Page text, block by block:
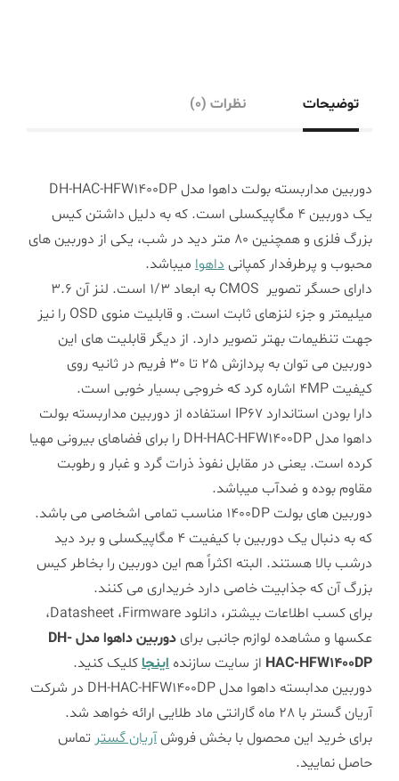
توضیحات نظرات (0)
دوربین مداربسته بولت داهوا مدل DH-HAC-HFW1400DP
یک دوربین 4 مگاپیکسلی است. که به دلیل داشتن کیس
بزرگ فلزی و همچنین 80 متر دید در شب، یکی از دوربین های
محبوب و پرطرفدار کمپانی داهوا میباشد.
دارای حسگر تصویر CMOS به ابعاد 1/3 است.
لنز آن 3.6
میلیمتر و جزء لنزهای ثابت است. و قابلیت منوی OSD را نیز
جهت تنظیمات بهتر تصویر دارد. از دیگر قابلیت های این
دوربین می توان به پردازش 25 تا 30 فریم در ثانیه روی
کیفیت 4MP اشاره کرد که خروجی بسیار خوبی است.
دارا بودن استاندارد IP67 استفاده از دوربین مداربسته بولت
داهوا مدل DH-HAC-HFW1400DP را برای فضاهای بیرونی مهیا
کرده است. یعنی در مقابل نفوذ ذرات گرد و غبار و رطوبت
مقاوم بوده و ضدآب میباشد.
دوربین های بولت 1400DP مناسب تمامی اشخاصی می باشد.
که به دنبال یک دوربین با کیفیت 4 مگاپیکسلی و برد دید
درشب بالا هستند. البته اکثراً هم این دوربین را بخاطر کیس
بزرگ آن که جذابیت خاصی دارد خریداری می کنند.
برای کسب اطلاعات بیشتر، دانلود Datasheet ،Firmware،
عکسها و مشاهده لوازم جانبی برای
دوربین داهوا مدل DH-
HAC-HFW1400DP از سایت سازنده اینجاکلیک کنید.
دوربین مدابسته داهوا مدل DH-HAC-HFW1400DP در شرکت
آریان گستر با 28 ماه گارانتی ماد طلایی ارائه خواهد شد.
برای خرید این محصول با بخش فروشآریان گستر تماس
حاصل نمایید.